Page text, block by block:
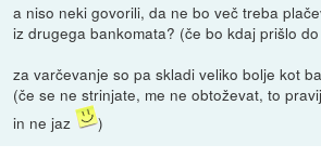
a niso neki govorili, da ne bo več treba
iz drugega bankomata? (če bo kdaj prišlo
za varčevanje so pa skladi veliko bolje kot
(če se ne strinjate, me ne obtoževat, to
in ne jaz
)